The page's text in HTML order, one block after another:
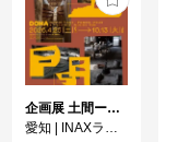
企画展 土間ーつくって、つかって、再発見ー
愛知 | INAXライブミュージアム